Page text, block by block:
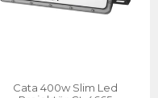
Cata 400w Slim Led